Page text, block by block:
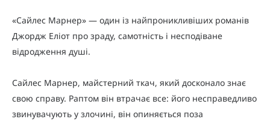
«Сайлес Марнер» — один із найпроникливіших романів
Джордж Еліот про зраду, самотність і несподіване
відродження душі.
Сайлес Марнер, майстерний ткач, який досконало знає
свою справу. Раптом він втрачає все: його несправедливо
звинувачують у злочині, він опиняється поза